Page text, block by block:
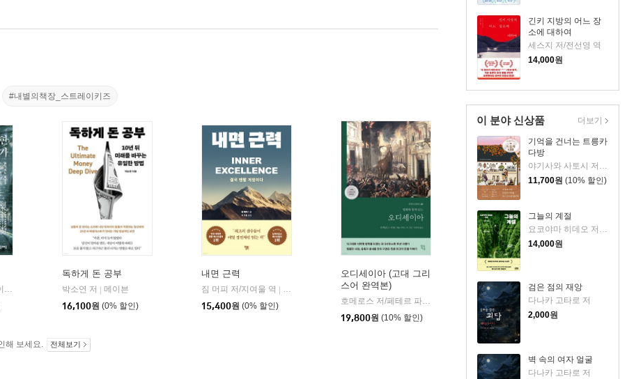
긴키 지방의 어느 장
소에 대하여
세스지 저/전선영 역
14,000원
이 분야 신상품
기억을 건너는 트릉카
다방
11,700원 (10% 할인)
그늘의 계절
요코야마 히데오 저/민경욱 역
14,000원
검은 점의 재앙
다나카 고타로 저
2,000원
벽 속의 여자 얼굴
다나카 고타로 저
더보기
#내별의책장_스트레이키즈
히가시노 게이고 저/이선희 역
자음과모음
독하게 돈 공부
박소연 저
메이븐
16,100원 (0% 할인)
내면 근력
짐 머피 저/지여울 역
윌북(willbook)
15,400원 (0% 할인)
오디세이아 (고대 그리
스어 완역본)
호메로스 저/페테르 파울 루벤스 그림/박문재 역 |
현대지성
19,800원 (10% 할인)
해 보세요. 전체보기